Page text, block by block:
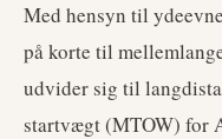
Med hensyn til
på korte til
udvider sig til
startvægt (MTOW) for